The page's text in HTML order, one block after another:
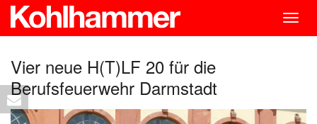
Vier neue H(T)LF 20 für die
Berufsfeuerwehr Darmstadt